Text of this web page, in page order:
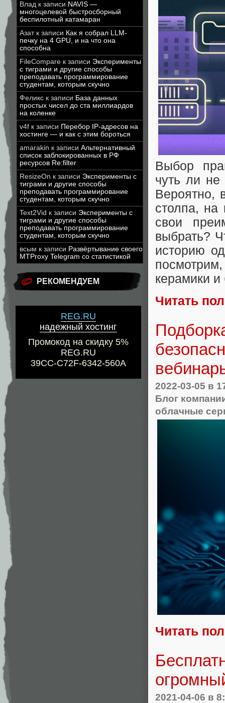
Влад к записи NAVIS —
многоцелевой быстросборный
беспилотный катамаран
Азатк записи Как я собрал LLM-
печку на 4 GPU, и на что она
способна
FileCompare к записи Эксперименты
с тиграми и другие способы
преподавать программирование
студентам, которым скучно
Феликс к записи База данных
простых чисел до ста миллиардов
на коленке
v4f к записи Перебор IP-адресов на
хостинге — и как с этим бороться
amarakin к записи Альтернативный
список заблокированных в РФ
ресурсов Re:filter
ResizeOn к записи Эксперименты с
тиграми и другие способы
преподавать программирование
студентам, которым скучно
Text2Vid к записи Эксперименты с
тиграми и другие способы
преподавать программирование
студентам, которым скучно
всым к записи Развёртывание своего
MTProxy Telegram со статистикой
РЕКОМЕНДУЕМ
REG.RU
надежный хостинг
Промокод на скидку 5%
REG.RU
39CC-C72F-6342-560A
Выбор
чуть ли не
Вероятно,
столпа, на
свои
выбрать?
историю
керамики и
Читать
2022-03-05 в
Блог
облачные
Читать
2021-04-06 в